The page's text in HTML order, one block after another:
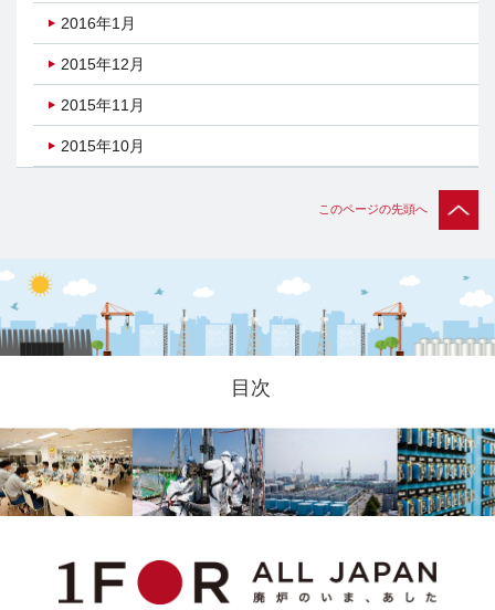
2016年1月
2015年12月
2015年11月
2015年10月
このページの先頭へ
目次